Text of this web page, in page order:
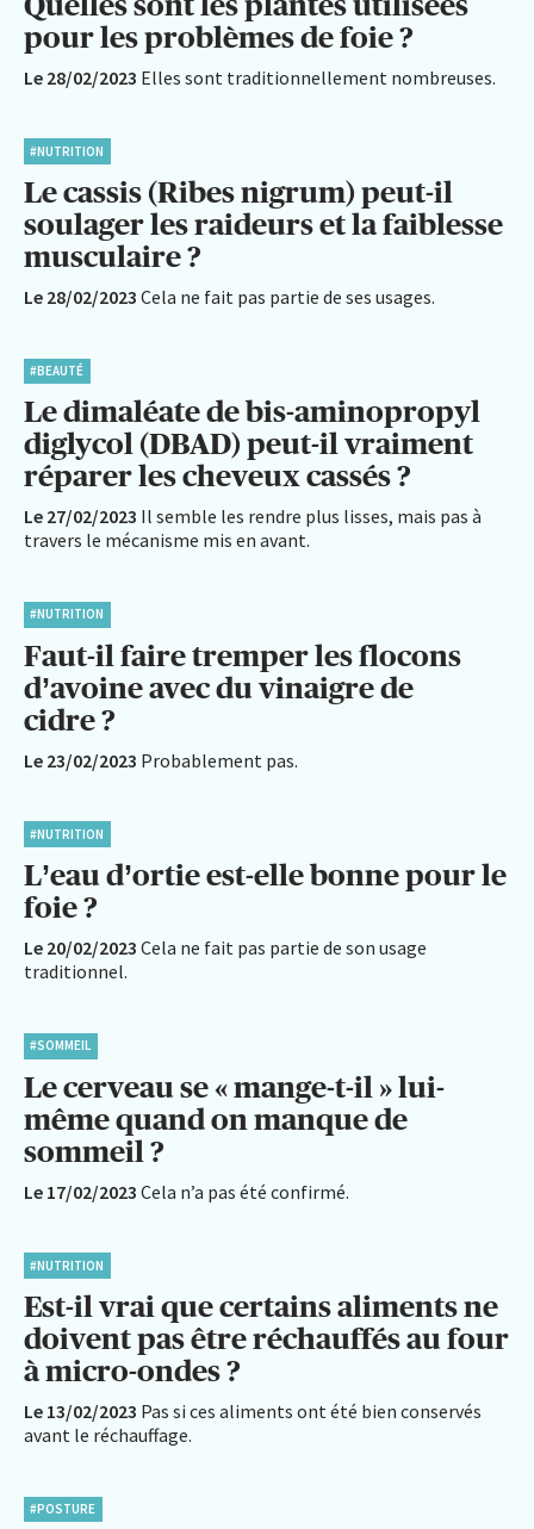
pour les problèmes de foie ?
Le 28/02/2023 Elles sont traditionnellement nombreuses.
#NUTRITION
Le cassis (Ribes nigrum) peut-il
soulager les raideurs et la faiblesse
musculaire ?
Le 28/02/2023 Cela ne fait pas partie de ses usages.
#BEAUTÉ
Le dimaléate de bis-aminopropyl
diglycol (DBAD) peut-il vraiment
réparer les cheveux cassés ?
Le 27/02/2023 Il semble les rendre plus lisses, mais pas à
travers le mécanisme mis en avant.
#NUTRITION
Faut-il faire tremper les flocons
d’avoine avec du vinaigre de
cidre ?
Le 23/02/2023 Probablement pas.
#NUTRITION
L’eau d’ortie est-elle bonne pour le
foie ?
Le 20/02/2023 Cela ne fait pas partie de son usage
traditionnel.
#SOMMEIL
Le cerveau se « mange-t-il » lui-
même quand on manque de
sommeil ?
Le 17/02/2023 Cela n’a pas été confirmé.
#NUTRITION
Est-il vrai que certains aliments ne
doivent pas être réchauffés au four
à micro-ondes ?
Le 13/02/2023 Pas si ces aliments ont été bien conservés
avant le réchauffage.
#POSTURE